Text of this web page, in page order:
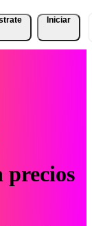
Iniciar
precios